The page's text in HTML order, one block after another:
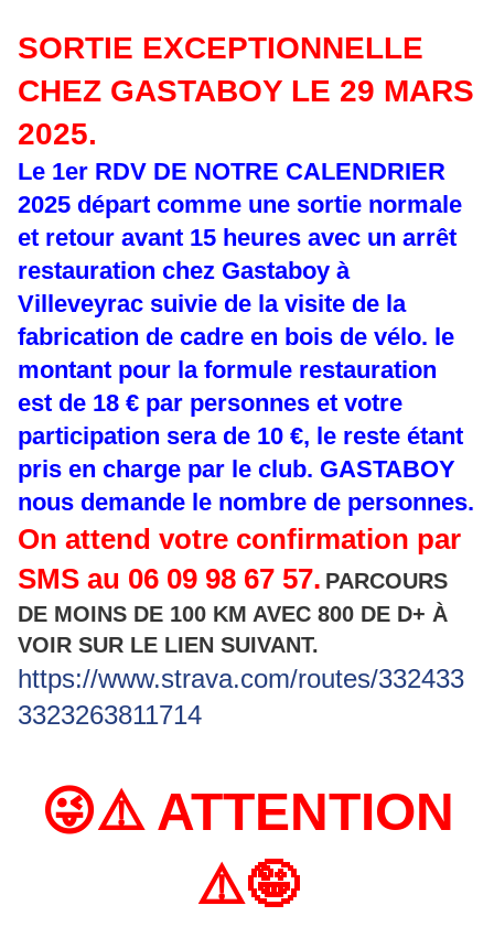
SORTIE EXCEPTIONNELLE
CHEZ GASTABOY LE 29 MARS
2025.
Le 1er RDV DE NOTRE CALENDRIER
2025 départ comme une sortie normale
et retour avant 15 heures avec un arrêt
restauration chez Gastaboy à
Villeveyrac suivie de la visite de la
fabrication de cadre en bois de vélo. le
montant pour la formule restauration
est de 18 € par personnes et votre
participation sera de 10 €, le reste étant
pris en charge par le club. GASTABOY
nous demande le nombre de personnes.
On attend votre confirmation par
SMS au 06 09 98 67 57. PARCOURS
DE MOINS DE 100 KM AVEC 800 DE D+ À
VOIR SUR LE LIEN SUIVANT.
https://www.strava.com/routes/332433
3323263811714
😜⚠️ ATTENTION
⚠️🤪